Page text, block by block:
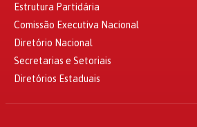
Estrutura Partidária
Comissão Executiva Nacional
Diretório Nacional
Secretarias e Setoriais
Diretórios Estaduais